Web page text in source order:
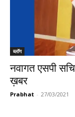
ब्लॉग
नवागत एसपी
ख़बर
Prabhat - 27/03/2021